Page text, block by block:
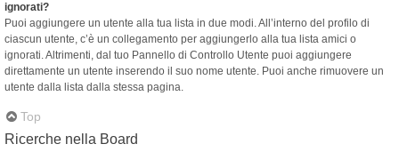
ignorati?
Puoi aggiungere un utente alla tua lista in due modi. All’interno del profilo di
ciascun utente, c’è un collegamento per aggiungerlo alla tua lista amici o
ignorati. Altrimenti, dal tuo Pannello di Controllo Utente puoi aggiungere
direttamente un utente inserendo il suo nome utente. Puoi anche rimuovere un
utente dalla lista dalla stessa pagina.
Top
Ricerche nella Board